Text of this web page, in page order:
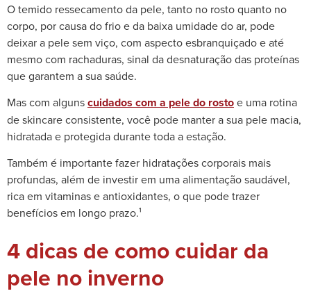
O temido ressecamento da pele, tanto no rosto quanto no
corpo, por causa do frio e da baixa umidade do ar, pode
deixar a pele sem viço, com aspecto esbranquiçado e até
mesmo com rachaduras, sinal da desnaturação das proteínas
que garantem a sua saúde.
Mas com algunscuidados com a pele do rostoe uma rotina
de skincare consistente, você pode manter a sua pele macia,
hidratada e protegida durante toda a estação.
Também é importante fazer hidratações corporais mais
profundas, além de investir em uma alimentação saudável,
rica em vitaminas e antioxidantes, o que pode trazer
benefícios em longo prazo.¹
4 dicas de como cuidar da
pele no inverno